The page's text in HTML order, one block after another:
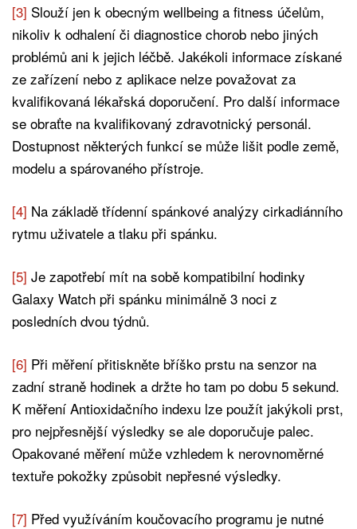
[3] Slouží jen k obecným wellbeing a fitness účelům,
nikoliv k odhalení či diagnostice chorob nebo jiných
problémů ani k jejich léčbě. Jakékoli informace získané
ze zařízení nebo z aplikace nelze považovat za
kvalifikovaná lékařská doporučení. Pro další informace
se obraťte na kvalifikovaný zdravotnický personál.
Dostupnost některých funkcí se může lišit podle země,
modelu a spárovaného přístroje.
[4] Na základě třídenní spánkové analýzy cirkadiánního
rytmu uživatele a tlaku při spánku.
[5] Je zapotřebí mít na sobě kompatibilní hodinky
Galaxy Watch při spánku minimálně 3 noci z
posledních dvou týdnů.
[6] Při měření přitiskněte bříško prstu na senzor na
zadní straně hodinek a držte ho tam po dobu 5 sekund.
K měření Antioxidačního indexu lze použít jakýkoli prst,
pro nejpřesnější výsledky se ale doporučuje palec.
Opakované měření může vzhledem k nerovnoměrné
textuře pokožky způsobit nepřesné výsledky.
[7] Před využíváním koučovacího programu je nutné